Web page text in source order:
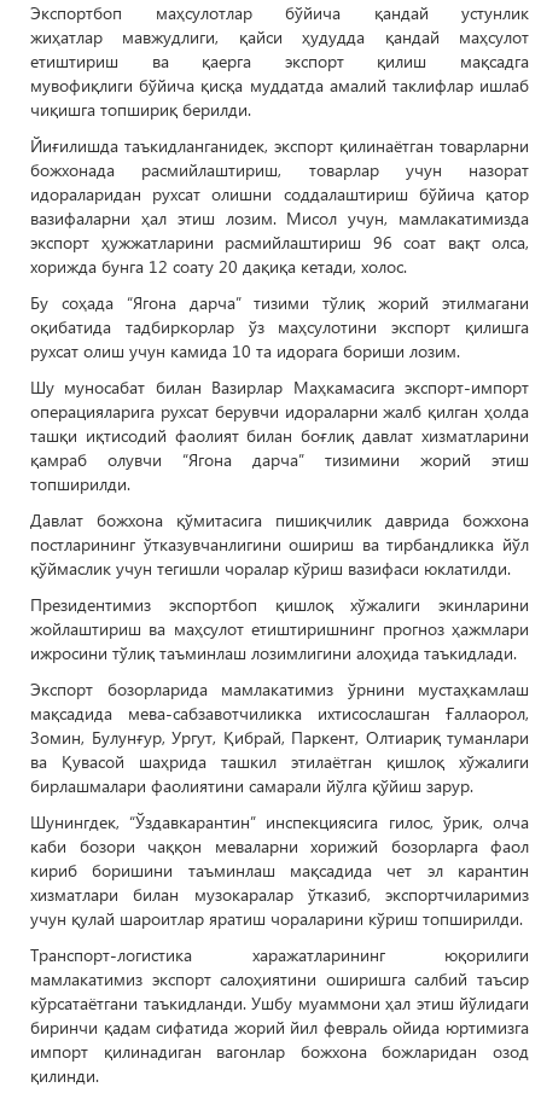
Экспортбоп маҳсулотлар бўйича қандай устунлик
жиҳатлар мавжудлиги, қайси ҳудудда қандай маҳсулот
етиштириш ва қаерга экспорт қилиш мақсадга
мувофиқлиги бўйича қисқа муддатда амалий таклифлар ишлаб
чиқишга топшириқ берилди.
Йиғилишда таъкидланганидек, экспорт қилинаётган товарларни
божхонада расмийлаштириш, товарлар учун назорат
идораларидан рухсат олишни соддалаштириш бўйича қатор
вазифаларни ҳал этиш лозим. Мисол учун, мамлакатимизда
экспорт ҳужжатларини расмийлаштириш 96 соат вақт олса,
хорижда бунга 12 соату 20 дақиқа кетади, холос.
Бу соҳада “Ягона дарча” тизими тўлиқ жорий этилмагани
оқибатида тадбиркорлар ўз маҳсулотини экспорт қилишга
рухсат олиш учун камида 10 та идорага бориши лозим.
Шу муносабат билан Вазирлар Маҳкамасига экспорт-импорт
операцияларига рухсат берувчи идораларни жалб қилган ҳолда
ташқи иқтисодий фаолият билан боғлиқ давлат хизматларини
қамраб олувчи “Ягона дарча” тизимини жорий этиш
топширилди.
Давлат божхона қўмитасига пишиқчилик даврида божхона
постларининг ўтказувчанлигини ошириш ва тирбандликка йўл
қўймаслик учун тегишли чоралар кўриш вазифаси юклатилди.
Президентимиз экспортбоп қишлоқ хўжалиги экинларини
жойлаштириш ва маҳсулот етиштиришнинг прогноз ҳажмлари
ижросини тўлиқ таъминлаш лозимлигини алоҳида таъкидлади.
Экспорт бозорларида мамлакатимиз ўрнини мустаҳкамлаш
мақсадида мева-сабзавотчиликка ихтисослашган Ғаллаорол,
Зомин, Булунғур, Ургут, Қибрай, Паркент, Олтиариқ туманлари
ва Қувасой шаҳрида ташкил этилаётган қишлоқ хўжалиги
бирлашмалари фаолиятини самарали йўлга қўйиш зарур.
Шунингдек, “Ўздавкарантин” инспекциясига гилос, ўрик, олча
каби бозори чаққон меваларни хорижий бозорларга фаол
кириб боришини таъминлаш мақсадида чет эл карантин
хизматлари билан музокаралар ўтказиб, экспортчиларимиз
учун қулай шароитлар яратиш чораларини кўриш топширилди.
Транспорт-логистика харажатларининг юқорилиги
мамлакатимиз экспорт салоҳиятини оширишга салбий таъсир
кўрсатаётгани таъкидланди. Ушбу муаммони ҳал этиш йўлидаги
биринчи қадам сифатида жорий йил февраль ойида юртимизга
импорт қилинадиган вагонлар божхона божларидан озод
қилинди.